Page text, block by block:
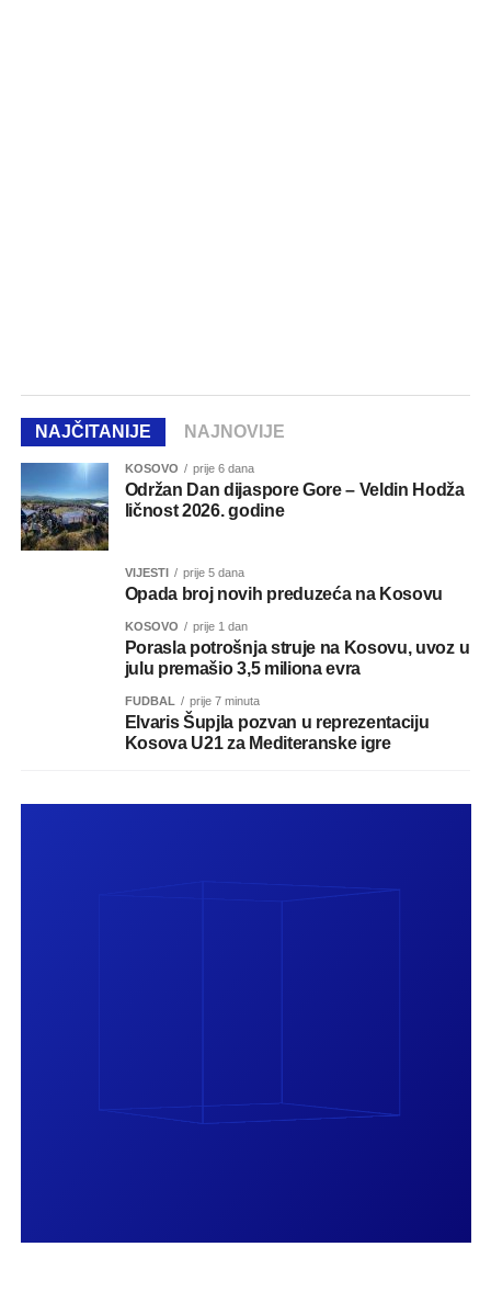
NAJČITANIJE NAJNOVIJE
KOSOVO prije 6 dana
Održan Dan dijaspore Gore – Veldin Hodža
ličnost 2026. godine
VIJESTI prije 5 dana
Opada broj novih preduzeća na Kosovu
KOSOVO prije 1 dan
Porasla potrošnja struje na Kosovu, uvoz u
julu premašio 3,5 miliona evra
FUDBAL prije 7 minuta
Elvaris Šupjla pozvan u reprezentaciju
Kosova U21 za Mediteranske igre